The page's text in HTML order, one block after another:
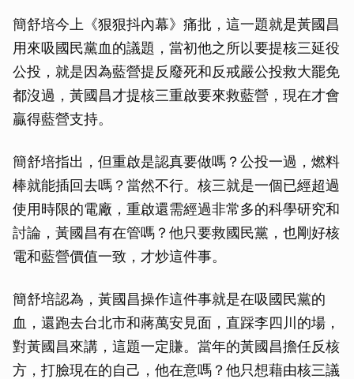
簡舒培今上《狠狠抖內幕》痛批，這一題就是黃國昌
用來吸國民黨血的議題，當初他之所以要提核三延役
公投，就是因為藍營提反廢死和反戒嚴公投救大罷免
都沒過，黃國昌才提核三重啟要來救藍營，現在才會
贏得藍營支持。
簡舒培指出，但重啟是認真要做嗎？公投一過，燃料
棒就能插回去嗎？當然不行。核三就是一個已經超過
使用時限的電廠，重啟還需經過非常多的科學研究和
討論，黃國昌有在管嗎？他只要救國民黨，也剛好核
電和藍營價值一致，才炒這件事。
簡舒培認為，黃國昌操作這件事就是在吸國民黨的
血，還跑去台北市和蔣萬安見面，直踩李四川的場，
對黃國昌來講，這題一定賺。當年的黃國昌擔任反核
方，打臉現在的自己，他在意嗎？他只想藉由核三議